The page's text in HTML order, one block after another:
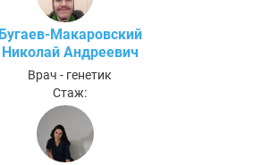
Бугаев-Макаровский
Николай Андреевич
Врач - генетик
Стаж: